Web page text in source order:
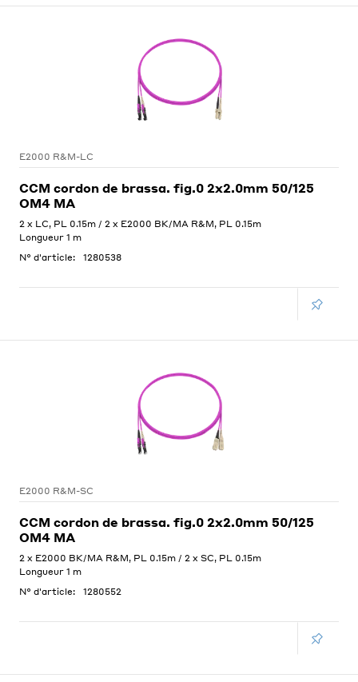
E2000 R&M-LC
CCM cordon de brassa. fig.0 2x2.0mm 50/125
OM4 MA
2 x LC, PL 0.15m / 2 x E2000 BK/MA R&M, PL 0.15m
Longueur 1 m
N° d'article:
1280538
E2000 R&M-SC
CCM cordon de brassa. fig.0 2x2.0mm 50/125
OM4 MA
2 x E2000 BK/MA R&M, PL 0.15m / 2 x SC, PL 0.15m
Longueur 1 m
N° d'article:
1280552